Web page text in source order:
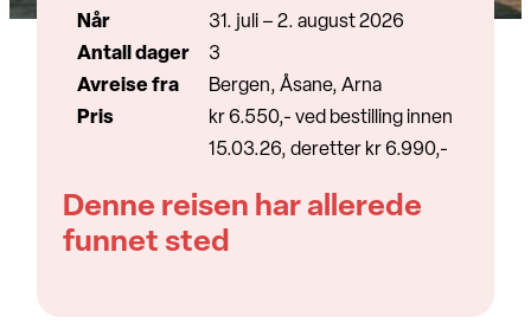
Når
31. juli – 2. august 2026
Antall dager
3
Avreise fra
Bergen, Åsane, Arna
Pris
kr 6.550,- ved bestilling innen
15.03.26, deretter kr 6.990,-
Denne reisen har allerede
funnet sted